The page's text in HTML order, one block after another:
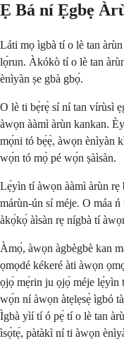
Ẹ Bá ní Ẹgbẹ
Láti mọ ìgbà tí o lè tan
lọ́run. Àkókò tí o lè tan
ènìyàn ṣe gbà gbọ́.
O lè ti bẹ̀rẹ̀ sí ní tan vírùsì
àwọn ààmì àrùn kankan.
mọ́ni tó bẹ́ẹ̀, àwọn ènìyàn
wọ́n tó mọ̀ pé wọ́n ṣàìsàn.
Lẹ́yìn tí àwọn ààmì àrùn rẹ
márùn-ún sí méje. O máa
àkọ́kọ́ àìsàn rẹ nígbà tí
Àmọ́, àwọn àgbègbè kan
ọmọdé kékeré àti àwọn
ọjọ́ mẹ́rin ju ọjọ́ méje lẹ́yìn
wọ́n ní àwọn àtẹlẹsẹ̀ ìgbó
Ìgbà yìí tí ó pẹ́ tí o lè tan
ìsọ̀tẹ́, pàtàkì ní ti àwọn